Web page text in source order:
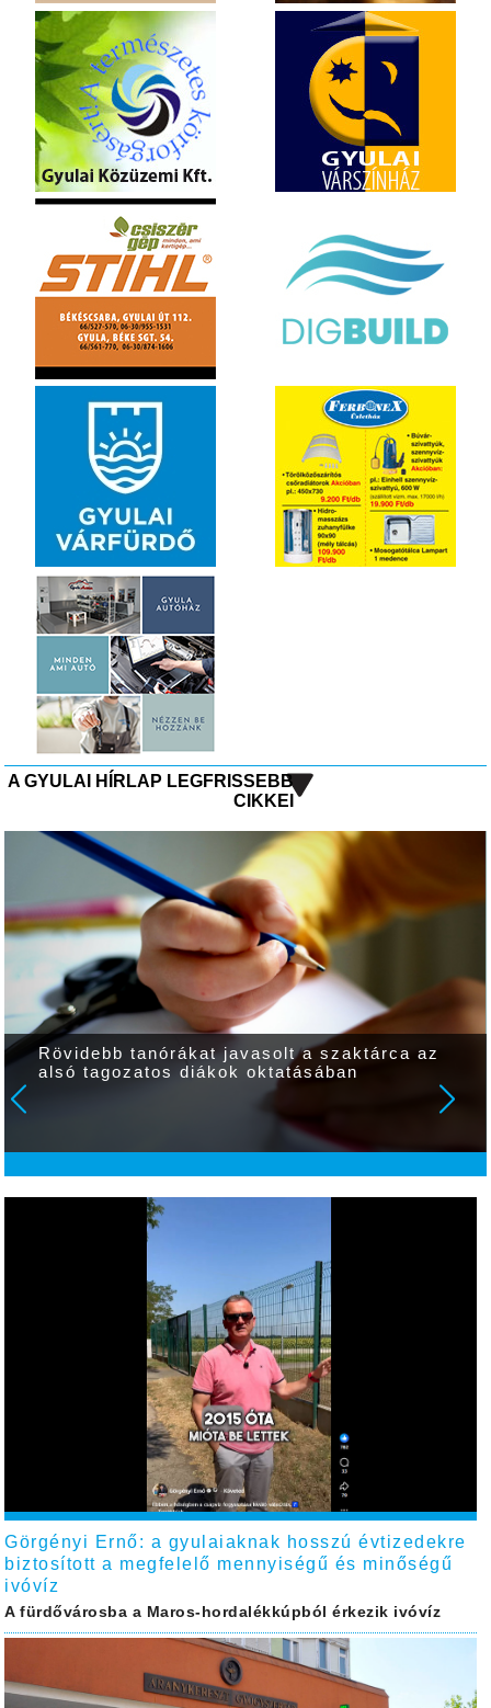
A GYULAI HÍRLAP LEGFRISSEBB
CIKKEI
Rövidebb tanórákat javasolt a szaktárca az
alsó tagozatos diákok oktatásában
Görgényi Ernő: a gyulaiaknak hosszú évtizedekre
biztosított a megfelelő mennyiségű és minőségű
ivóvíz
A fürdővárosba a Maros-hordalékkúpból érkezik ivóvíz